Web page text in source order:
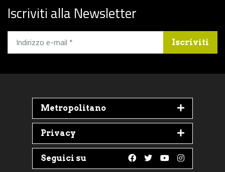
Iscriviti alla Newsletter
Iscriviti
Metropolitano
Privacy
Seguici su
Follow us on
Follow us on
Follow us on
Follow us